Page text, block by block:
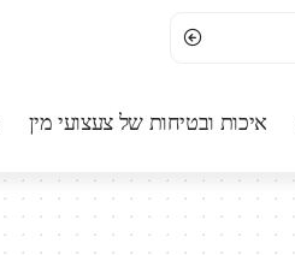
איכות ובטיחות של צעצועי מין